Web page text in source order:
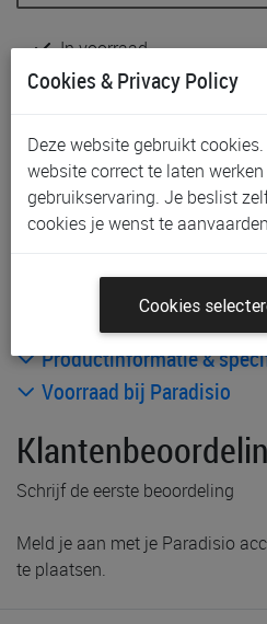
In voorraad
Gratis (en direct) af te
Gent, Sint-Niklaas en
Andere artikelen uit deze
Productinformatie &
Voorraad bij Paradisio
Schrijf de eerste beoordeling
Meld je aan met je Paradisio
te plaatsen.
Cookies & Privacy Policy
Deze website gebruikt
website correct te laten
gebruikservaring. Je beslist
cookies je wenst te
Cookies